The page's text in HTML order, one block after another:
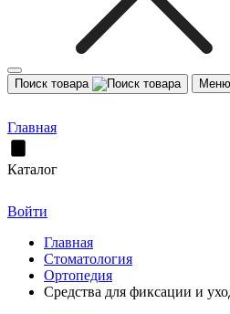
Поиск товара Меню
Главная
Каталог
Войти
Главная
Стоматология
Ортопедия
Cредства для фиксации и